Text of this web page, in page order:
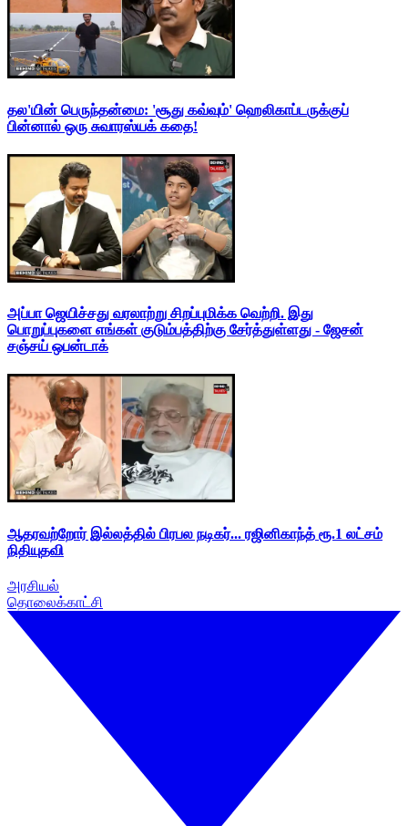
தல'யின் பெருந்தன்மை: 'சூது கவ்வும்' ஹெலிகாப்டருக்குப்
பின்னால் ஒரு சுவாரஸ்யக் கதை!
அப்பா ஜெயிச்சது வரலாற்று சிறப்புமிக்க வெற்றி. இது
பொறுப்புகளை எங்கள் குடும்பத்திற்கு சேர்த்துள்ளது - ஜேசன்
சஞ்சய் ஒபன்டாக்
ஆதரவற்றோர் இல்லத்தில் பிரபல நடிகர்... ரஜினிகாந்த் ரூ.1 லட்சம்
நிதியுதவி
அரசியல்
தொலைக்காட்சி